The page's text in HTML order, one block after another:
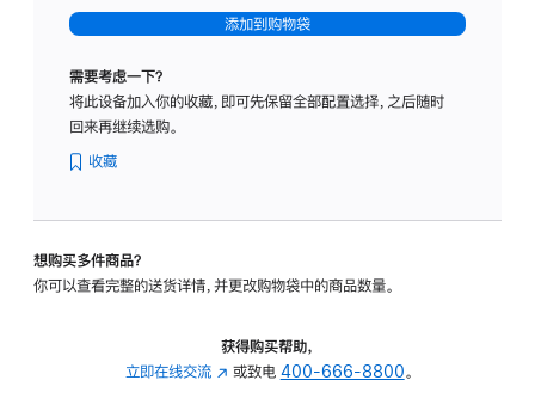
-
标
璃
转
的
添加到购物袋
需要考虑一下？
将此设备加入你的收藏，即可先保留全部配置选择，之后随时
回来再继续选购。
收藏
想购买多件商品？
你可以查看完整的送货详情，并更改购物袋中的商品数量。
获得购买帮助，
立即在线交流 (在 或致电 400-666-8800。